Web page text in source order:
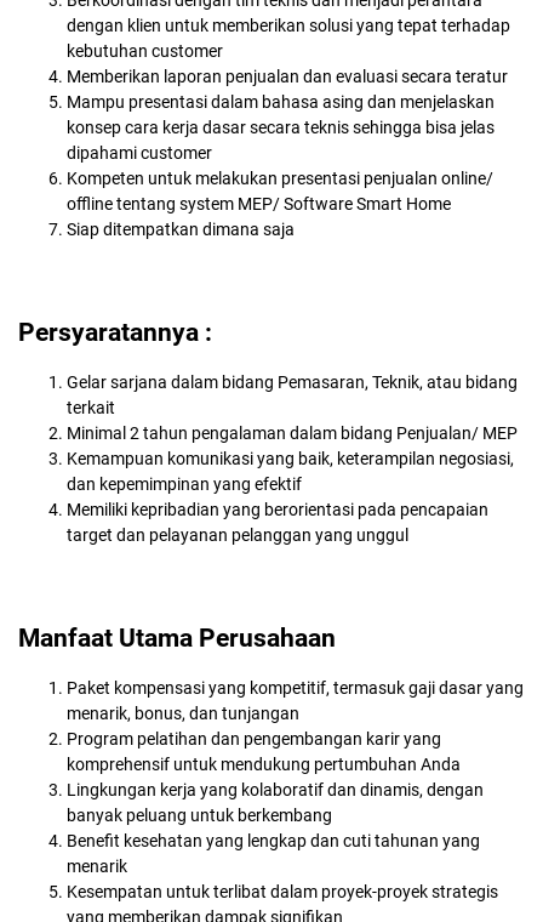
dengan klien untuk memberikan solusi yang tepat terhadap
kebutuhan customer
Memberikan laporan penjualan dan evaluasi secara teratur
Mampu presentasi dalam bahasa asing dan menjelaskan
konsep cara kerja dasar secara teknis sehingga bisa jelas
dipahami customer
Kompeten untuk melakukan presentasi penjualan online/
offline tentang system MEP/ Software Smart Home
Siap ditempatkan dimana saja
Persyaratannya :
Gelar sarjana dalam bidang Pemasaran, Teknik, atau bidang
terkait
Minimal 2 tahun pengalaman dalam bidang Penjualan/ MEP
Kemampuan komunikasi yang baik, keterampilan negosiasi,
dan kepemimpinan yang efektif
Memiliki kepribadian yang berorientasi pada pencapaian
target dan pelayanan pelanggan yang unggul
Manfaat Utama Perusahaan
Paket kompensasi yang kompetitif, termasuk gaji dasar yang
menarik, bonus, dan tunjangan
Program pelatihan dan pengembangan karir yang
komprehensif untuk mendukung pertumbuhan Anda
Lingkungan kerja yang kolaboratif dan dinamis, dengan
banyak peluang untuk berkembang
Benefit kesehatan yang lengkap dan cuti tahunan yang
menarik
Kesempatan untuk terlibat dalam proyek-proyek strategis
yang memberikan dampak signifikan